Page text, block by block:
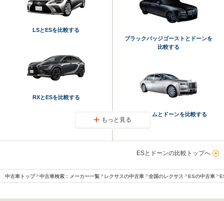
LSとESを比較する
RXとESを比較する
ブラックバッジゴーストとドーンを
比較する
ファントムとドーンを比較する
もっと見る
ESとドーンの比較トップへ
中古車トップ 中古車検索：メーカー一覧 レクサスの中古車 全国のレクサス ESの中古車